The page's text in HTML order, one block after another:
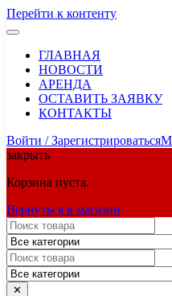
Перейти к контенту
ГЛАВНАЯ
НОВОСТИ
АРЕНДА
ОСТАВИТЬ ЗАЯВКУ
КОНТАКТЫ
Войти / Зарегистрироваться
закрыть
Корзина пуста.
Вернуться в магазин
✕